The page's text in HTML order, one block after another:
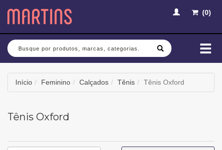
(0)
Busca
Início Feminino Calçados Tênis Tênis Oxford
Tênis Oxford